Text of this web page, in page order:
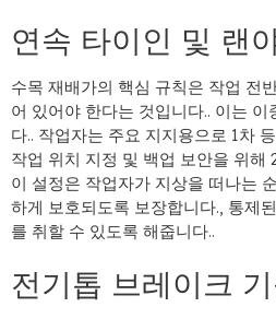
연속 타이인 및 랜
수목 재배가의 핵심 규칙은 작업 전
어 있어야 한다는 것입니다.. 이는
다.. 작업자는 주요 지지용으로 1차
작업 위치 지정 및 백업 보안을 위해
이 설정은 작업자가 지상을 떠나는
하게 보호되도록 보장합니다., 통제
를 취할 수 있도록 해줍니다..
전기톱 브레이크